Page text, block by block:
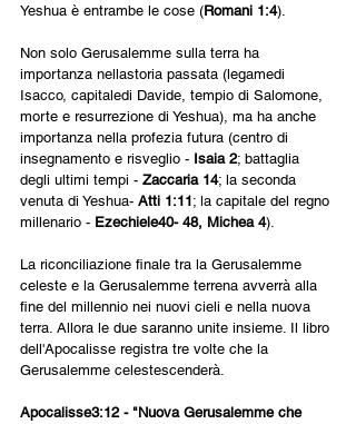
Yeshua è entrambe le cose (Romani 1:4).
Non solo Gerusalemme sulla terra ha
importanza nellastoria passata (legamedi
Isacco, capitaledi Davide, tempio di Salomone,
morte e resurrezione di Yeshua), ma ha anche
importanza nella profezia futura (centro di
insegnamento e risveglio - Isaia 2; battaglia
degli ultimi tempi - Zaccaria 14; la seconda
venuta di Yeshua- Atti 1:11; la capitale del regno
millenario - Ezechiele40- 48, Michea 4).
La riconciliazione finale tra la Gerusalemme
celeste e la Gerusalemme terrena avverrà alla
fine del millennio nei nuovi cieli e nella nuova
terra. Allora le due saranno unite insieme. Il libro
dell'Apocalisse registra tre volte che la
Gerusalemme celestescenderà.
Apocalisse3:12 - "Nuova Gerusalemme che